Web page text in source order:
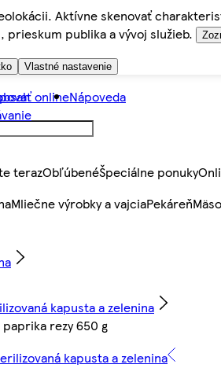
Aktívne skenovať
prieskum publika a vývoj služieb.
Vlastné nastavenie
onlineNápoveda
terazObľúbenéŠpeciálne ponuky
Mliečne výrobky a vajciaPekáreň
kapusta a zelenina
rezy 650 g
kapusta a zelenina